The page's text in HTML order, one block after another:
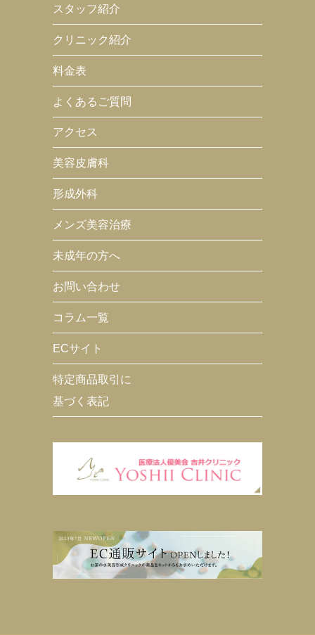
スタッフ紹介
クリニック紹介
料金表
よくあるご質問
アクセス
美容皮膚科
形成外科
メンズ美容治療
未成年の方へ
お問い合わせ
コラム一覧
ECサイト
特定商品取引に
基づく表記